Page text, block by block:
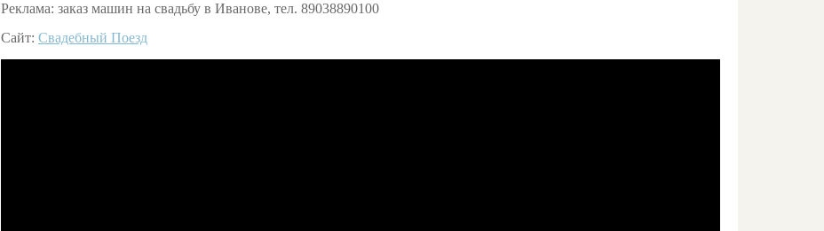
Реклама: заказ машин на свадьбу в Иванове, тел. 89038890100
Сайт: Свадебный Поезд